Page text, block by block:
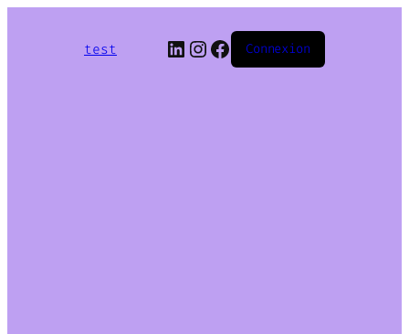
test LinkedIn
Instagram
Facebook
Connexion